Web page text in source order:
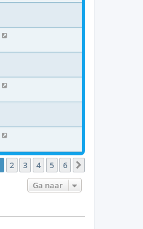
2 3 4 5 6
Ga naar